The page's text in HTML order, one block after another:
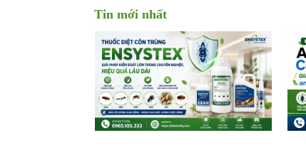
Tin mới nhất